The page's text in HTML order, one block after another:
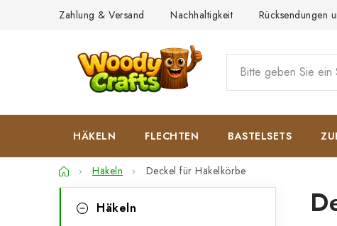
Zahlung & Versand Nachhaltigkeit Rücksendungen
HÄKELN FLECHTEN BASTELSETS
StartseiteHäkeln Deckel für Häkelkörbe
überspringen
Häkeln